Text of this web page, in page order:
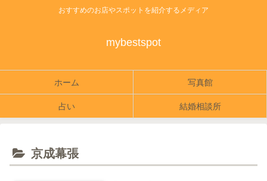
おすすめのお店やスポットを紹介するメディア
mybestspot
ホーム 写真館
占い 結婚相談所
京成幕張